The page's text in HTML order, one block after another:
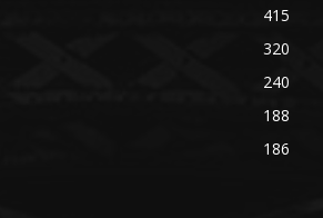
415
320
240
188
186